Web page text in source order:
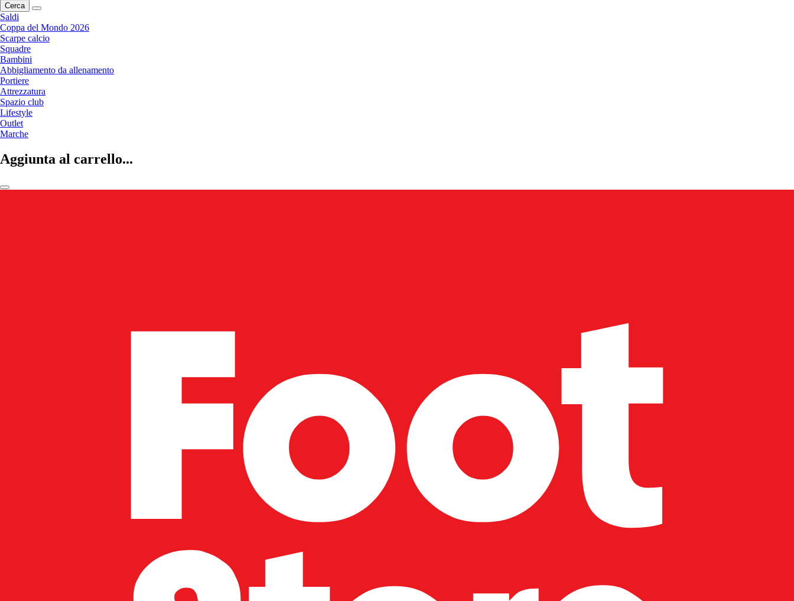
Cerca
Saldi
Coppa del Mondo 2026
Scarpe calcio
Squadre
Bambini
Abbigliamento da allenamento
Portiere
Attrezzatura
Spazio club
Lifestyle
Outlet
Marche
Aggiunta al carrello...